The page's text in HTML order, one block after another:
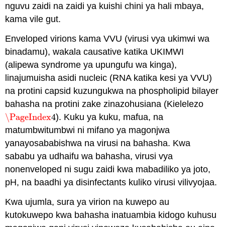
nguvu zaidi na zaidi ya kuishi chini ya hali mbaya,
kama vile gut.
Enveloped virions kama VVU (virusi vya ukimwi wa
binadamu), wakala causative katika UKIMWI
(alipewa syndrome ya upungufu wa kinga),
linajumuisha asidi nucleic (RNA katika kesi ya VVU)
na protini capsid kuzungukwa na phospholipid bilayer
bahasha na protini zake zinazohusiana (Kielelezo
\PageIndex4
\PageIndex4). Kuku ya kuku, mafua, na
matumbwitumbwi ni mifano ya magonjwa
yanayosababishwa na virusi na bahasha. Kwa
sababu ya udhaifu wa bahasha, virusi vya
nonenveloped ni sugu zaidi kwa mabadiliko ya joto,
pH, na baadhi ya disinfectants kuliko virusi vilivyojaa.
Kwa ujumla, sura ya virion na kuwepo au
kutokuwepo kwa bahasha inatuambia kidogo kuhusu